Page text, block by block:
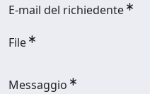
E-mail del richiedente
File
Messaggio